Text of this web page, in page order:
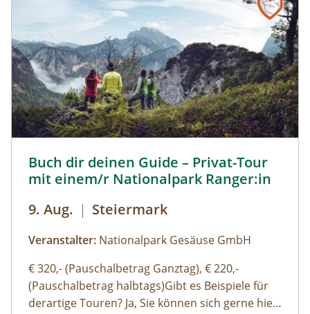
findest du alle Angebote, flexibel buchbar zum
Wunschtermin.So geht's:⁠Melde dich zu einem
Termin aus dem Veranstaltungskalender an
oder organisiere dein privates
NATURSCHAUSPIEL: Jede Tour kann auf Anfrage
zu individuell vereinbarten Terminen
durchgeführt werden. ⁠
Buch dir deinen Guide – Privat-Tour
mit einem/r Nationalpark Ranger:in
9. Aug. | Steiermark
Veranstalter: Nationalpark Gesäuse GmbH
€ 320,- (Pauschalbetrag Ganztag), € 220,-
(Pauschalbetrag halbtags)Gibt es Beispiele für
derartige Touren? Ja, Sie können sich gerne hier